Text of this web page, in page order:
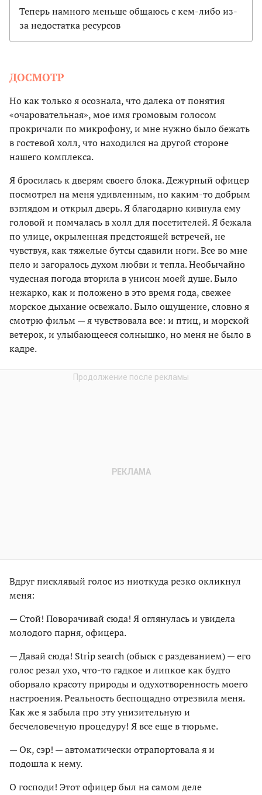
Теперь намного меньше общаюсь с кем-либо из-
за недостатка ресурсов
ДОСМОТР
Но как только я осознала, что далека от понятия
«очаровательная», мое имя громовым голосом
прокричали по микрофону, и мне нужно было бежать
в гостевой холл, что находился на другой стороне
нашего комплекса.
Я бросилась к дверям своего блока. Дежурный офицер
посмотрел на меня удивленным, но каким-то добрым
взглядом и открыл дверь. Я благодарно кивнула ему
головой и помчалась в холл для посетителей. Я бежала
по улице, окрыленная предстоящей встречей, не
чувствуя, как тяжелые бутсы сдавили ноги. Все во мне
пело и загоралось духом любви и тепла. Необычайно
чудесная погода вторила в унисон моей душе. Было
нежарко, как и положено в это время года, свежее
морское дыхание освежало. Было ощущение, словно я
смотрю фильм — я чувствовала все: и птиц, и морской
ветерок, и улыбающееся солнышко, но меня не было в
кадре.
Вдруг писклявый голос из ниоткуда резко окликнул
меня:
— Стой! Поворачивай сюда! Я оглянулась и увидела
молодого парня, офицера.
— Давай сюда! Strip search (обыск с раздеванием) — его
голос резал ухо, что-то гадкое и липкое как будто
оборвало красоту природы и одухотворенность моего
настроения. Реальность беспощадно отрезвила меня.
Как же я забыла про эту унизительную и
бесчеловечную процедуру! Я все еще в тюрьме.
— Ок, сэр! — автоматически отрапортовала я и
подошла к нему.
О господи! Этот офицер был на самом деле